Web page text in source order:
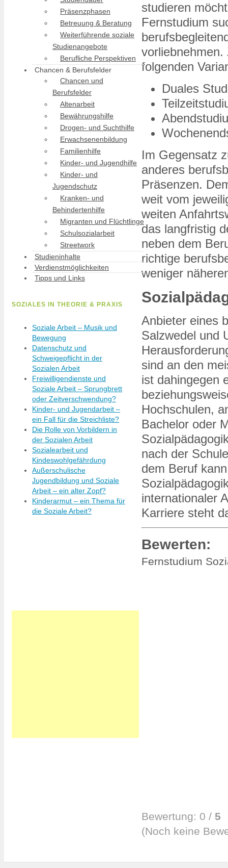
studieren
Fernstudium
vorliebnehmen.
folgenden
Duales
Im Gegensatz
anderes
Präsenzen.
weit vom
weiten
das langfristig
neben dem
richtige
weniger
Anbieter eines
Salzwedel und
sind an den
ist dahingegen
Hochschulen,
Bachelor oder
nach der
dem Beruf
internationaler
Karriere steht
Bewerten:
Fernstudium
Bewertung: 0 / 5
(Noch keine
Präsenzphasen
Betreuung & Beratung
Weiterführende soziale
Studienangebote
Berufliche Perspektiven
Chancen & Berufsfelder
Chancen und
Berufsfelder
Altenarbeit
Bewährungshilfe
Drogen- und Suchthilfe
Erwachsenenbildung
Familienhilfe
Kinder- und Jugendhilfe
Kinder- und
Jugendschutz
Kranken- und
Behindertenhilfe
Migranten und Flüchtlinge
Schulsozialarbeit
Streetwork
Studieninhalte
Verdienstmöglichkeiten
Tipps und Links
SOZIALES IN THEORIE & PRAXIS
Soziale Arbeit – Musik und
Bewegung
Datenschutz und
Schweigepflicht in der
Sozialen Arbeit
Freiwilligendienste und
Soziale Arbeit – Sprungbrett
oder Zeitverschwendung?
Kinder- und Jugendarbeit –
ein Fall für die Streichliste?
Die Rolle von Vorbildern in
der Sozialen Arbeit
Sozialearbeit und
Kindeswohlgefährdung
Außerschulische
Jugendbildung und Soziale
Arbeit – ein alter Zopf?
Kinderarmut – ein Thema für
die Soziale Arbeit?